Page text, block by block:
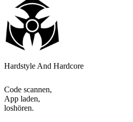
Hardstyle And Hardcore
Code scannen,
App laden,
loshören.